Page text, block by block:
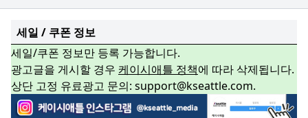
세일 / 쿠폰 정보
세일/쿠폰 정보만 등록 가능합니다.
광고글을 게시할 경우 케이시애틀 정책에 따라 삭제됩니다.
상단 고정 유료광고 문의: support@kseattle.com.